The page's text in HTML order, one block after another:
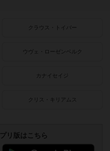
クラウス・トイバー
ウヴェ・ローゼンベルク
カナイセイジ
クリス・キリアムス
リ版はこちら